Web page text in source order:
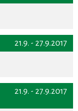
21.9. - 27.9.2017
21.9. - 27.9.2017